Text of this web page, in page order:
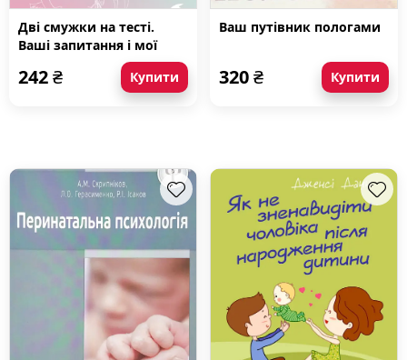
Дві смужки на тесті.
Ваші запитання і мої
відповіді про вагітність
242₴ Купити
Ваш путівник пологами
320₴ Купити